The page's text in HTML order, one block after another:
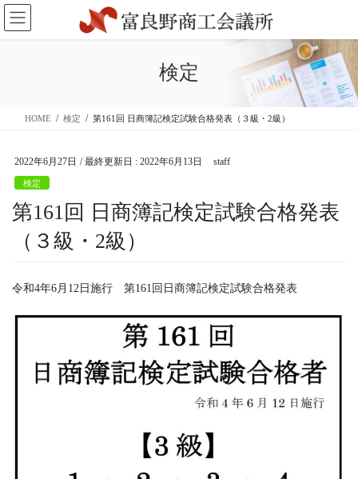
コ
ン
ナ
ビ
検定
HOME 検定 第161回 日商簿記検定試験合格発表（３級・2級）
2022年6月27日 / 最終更新日 : 2022年6月13日 staff
検定
第161回 日商簿記検定試験合格発表
（３級・2級）
令和4年6月12日施行 第161回日商簿記検定試験合格発表